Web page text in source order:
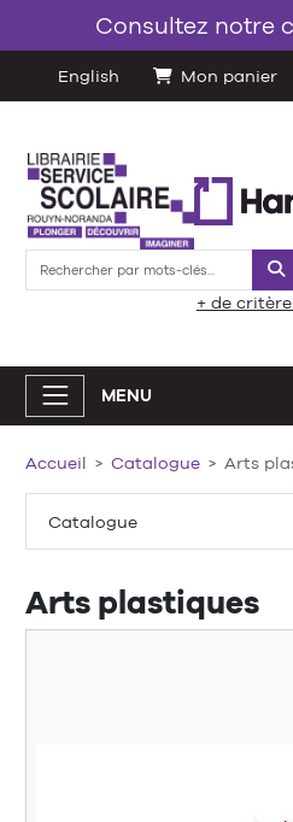
Consultez notre
English Mon panier
+ de
MENU
Catalogue
Accueil Catalogue Arts
Arts plastiques